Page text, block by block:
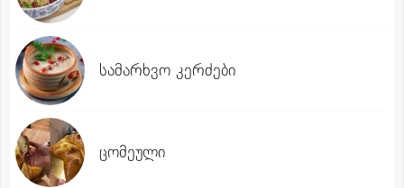
სამარხვო კერძები
ცომეული